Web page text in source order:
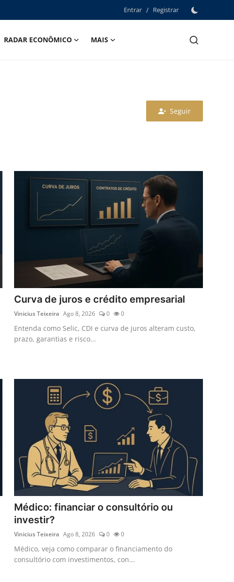
Entrar / Registrar
RADAR ECONÔMICO
MAIS
Seguir
Curva de juros e crédito empresarial
Vinicius Teixeira Ago 8, 2026 0 0
Entenda como Selic, CDI e curva de juros alteram custo,
prazo, garantias e risco...
Médico: financiar o consultório ou
investir?
Vinicius Teixeira Ago 8, 2026 0 0
Médico, veja como comparar o financiamento do
consultório com investimentos, con...